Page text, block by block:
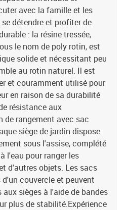
clairMatériau de la couverture :
de remplissage du coussin de
du coussin de dossier :
de siège : 55 x 55 x 3 cm (l x
de dossier : 55 x 45 x 13 cm (L x l x
central incluant une fonction de
à l'eau2 x canapé d'accoudoir
sac résistant à l'eau6 x coussin de
housse amovible et lavable
avec la famille et les
détendre et profiter de
: la résine tressée,
le nom de poly rotin, est
solide et nécessitant peu
au rotin naturel. Il est
et couramment utilisé pour
en raison de sa durabilité
résistance aux
de rangement avec sac
siège de jardin dispose
sous l'assise, complété
l'eau pour ranger les
d'autres objets. Les sacs
couvercle et peuvent
sièges à l'aide de bandes
plus de stabilité.Expérience